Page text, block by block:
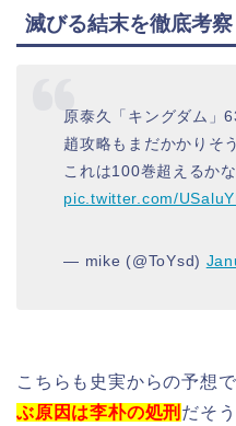
滅びる結末を徹底考察
原泰久「キングダム」
趙攻略もまだかかりそ
これは100巻超えるか
pic.twitter.com/
— mike (@ToYsd)
こちらも史実からの予想
ぶ原因は李朴の処刑 だそ